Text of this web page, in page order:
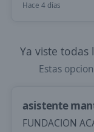
Hace 4 días
Ya viste
Estas
asistente
FUNDACION